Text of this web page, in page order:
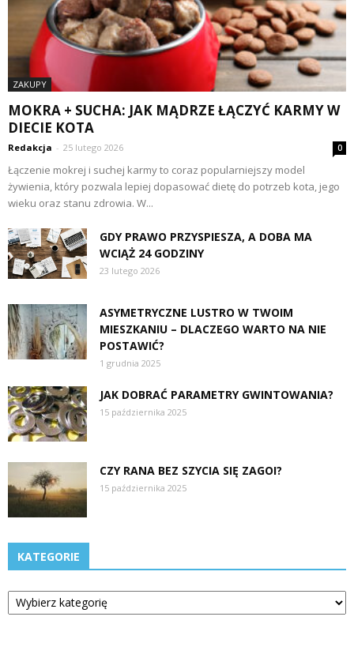
ZAKUPY
MOKRA + SUCHA: JAK MĄDRZE ŁĄCZYĆ KARMY W
DIECIE KOTA
Redakcja - 25 lutego 2026 0
Łączenie mokrej i suchej karmy to coraz popularniejszy model
żywienia, który pozwala lepiej dopasować dietę do potrzeb kota, jego
wieku oraz stanu zdrowia. W...
GDY PRAWO PRZYSPIESZA, A DOBA MA
WCIĄŻ 24 GODZINY
23 lutego 2026
ASYMETRYCZNE LUSTRO W TWOIM
MIESZKANIU – DLACZEGO WARTO NA NIE
POSTAWIĆ?
1 grudnia 2025
JAK DOBRAĆ PARAMETRY GWINTOWANIA?
15 października 2025
CZY RANA BEZ SZYCIA SIĘ ZAGOI?
15 października 2025
KATEGORIE
Kategorie